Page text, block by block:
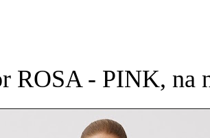
ROSA - PINK, na